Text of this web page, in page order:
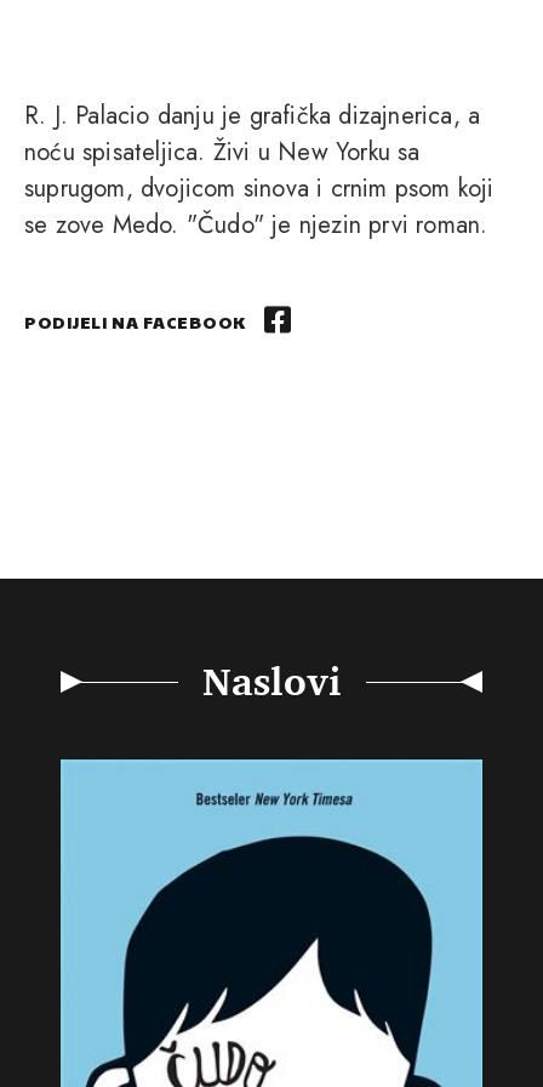
R. J. Palacio danju je grafička dizajnerica, a
noću spisateljica. Živi u New Yorku sa
suprugom, dvojicom sinova i crnim psom koji
se zove Medo. "Čudo" je njezin prvi roman.
PODIJELI NA FACEBOOK
Naslovi